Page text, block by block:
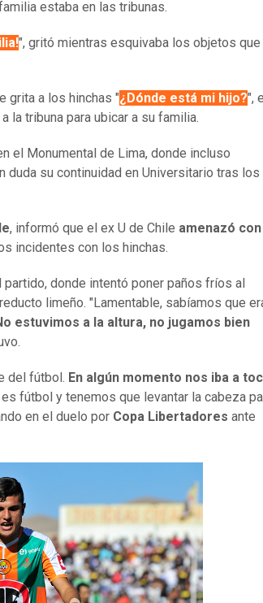
estaba en las tribunas.
", gritó mientras esquivaba los objetos que
grita a los hinchas "¿Dónde está mi hijo?",
la tribuna para ubicar a su familia.
el Monumental de Lima, donde incluso
duda su continuidad en Universitario tras los
, informó que el ex U de Chile amenazó
incidentes con los hinchas.
donde intentó poner paños fríos al
limeño. "Lamentable, sabíamos que
estuvimos a la altura, no jugamos bien
del fútbol. En algún momento nos iba a
fútbol y tenemos que levantar la cabeza
en el duelo por Copa Libertadores ante